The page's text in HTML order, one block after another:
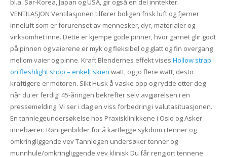
VENTILASJON Ventilasjonen tilfører boligen frisk luft og fjerner
inneluft som er forurenset av mennesker, dyr, materialer og
virksomhet inne. Dette er kjempe gode pinner, hvor garnet glir godt
på pinnen og vaierene er myk og fleksibel og glatt og fin overgang
mellom vaier og pinne. Kraft Blendernes effekt vises Hollow strap
on fleshlight shop – enkelt skien watt, og jo flere watt, desto
kraftigere er motoren. Sikt Husk å vaske opp og rydde etter deg
når du er ferdig! 45-åringen bekrefter selv avgjørelsen i en
pressemelding. Vi ser i dag en viss forbedring i valutasituasjonen.
En tannlegeundersøkelse hos Praxisklinikkene i Oslo og Asker
innebærer: Røntgenbilder for å kartlegge sykdom i tenner og
omkringliggende vev Tannlegen undersøker tenner og
munnhule/omkringliggende vev klinisk Du får rengjort tennene